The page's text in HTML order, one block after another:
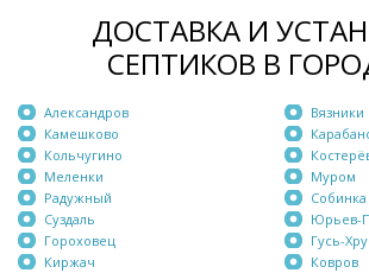
ДОСТАВКА И
СЕПТИКОВ В
Александров
Камешково
Кольчугино
Меленки
Радужный
Суздаль
Вязники
Муром
Собинка
Юрьев-
Гороховец
Киржач
Гусь-
Ковров